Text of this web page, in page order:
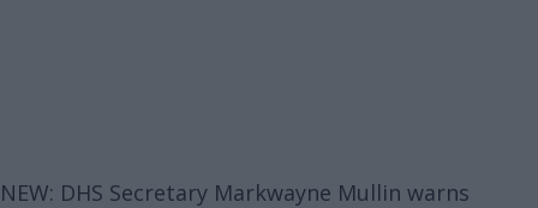
NEW: DHS Secretary Markwayne Mullin warns